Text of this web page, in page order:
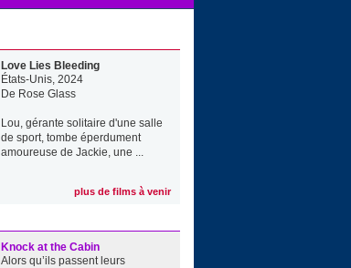
Love Lies Bleeding
États-Unis, 2024
De Rose Glass
Lou, gérante solitaire d'une salle
de sport, tombe éperdument
amoureuse de Jackie, une ...
plus de films à venir
Knock at the Cabin
Alors qu’ils passent leurs